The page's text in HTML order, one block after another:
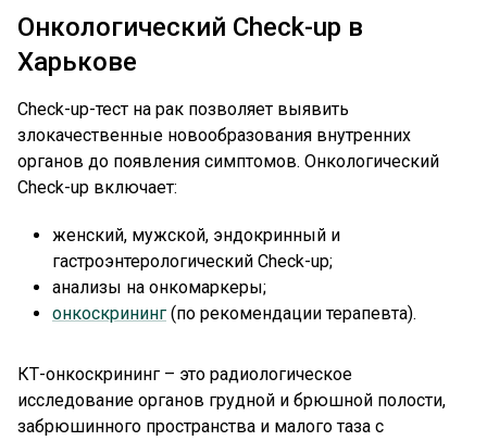
Онкологический Check-up в
Харькове
Check-up-тест на рак позволяет выявить
злокачественные новообразования внутренних
органов до появления симптомов. Онкологический
Check-up включает:
женский, мужской, эндокринный и
гастроэнтерологический Check-up;
анализы на онкомаркеры;
онкоскрининг (по рекомендации терапевта).
КТ-онкоскрининг – это радиологическое
исследование органов грудной и брюшной полости,
забрюшинного пространства и малого таза с